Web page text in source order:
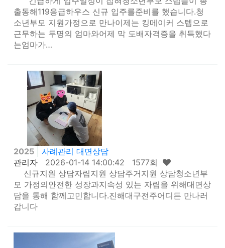
출동해119응급하우스 신규 입주를준비를 했습니다.청
소년부모 지원가정으로 만나이제는 킹메이커 스텝으로
근무하는 두명의 엄마와어제 막 도배자격증을 취득했다
는엄마가…
2025
사례관리 대면상담
관리자 2026-01-14 14:00:42 1577회
신규지원 상담자립지원 상담주거지원 상담청소년부
모 가정의안전한 성장과지속성 있는 자립을 위해대면상
담을 통해 함께고민합니다.진해대구전주어디든 만나러
갑니다